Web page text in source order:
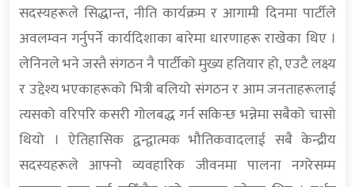
सदस्यहरूले सिद्धान्त, नीति कार्यक्रम र आगामी दिनमा पार्टीले
अवलम्वन गर्नुपर्ने कार्यदिशाका बारेमा धारणाहरू राखेका थिए ।
लेनिनले भने जस्तै संगठन नै पार्टीको मुख्य हतियार हो, एउटै लक्ष्य
र उद्देश्य भएकाहरूको भित्री बलियो संगठन र आम जनताहरूलाई
त्यसको वरिपरि कसरी गोलबद्ध गर्न सकिन्छ भन्नेमा सबैको चासो
थियो । ऐतिहासिक द्वन्द्वात्मक भौतिकवादलाई सबै केन्द्रीय
सदस्यहरूले आफ्नो व्यवहारिक जीवनमा पालना नगरेसम्म